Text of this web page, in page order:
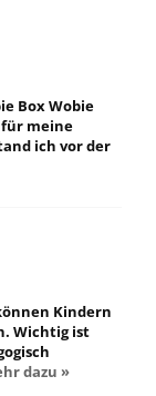
Box Wobie
meine
ich vor der
Kindern
Wichtig ist
dazu »